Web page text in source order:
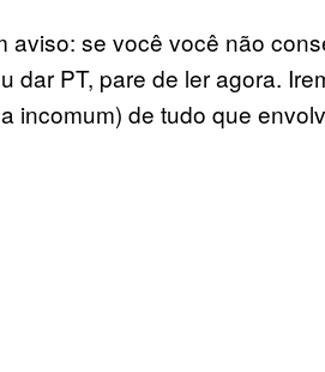
aviso: se você você não
dar PT, pare de ler agora.
incomum) de tudo que